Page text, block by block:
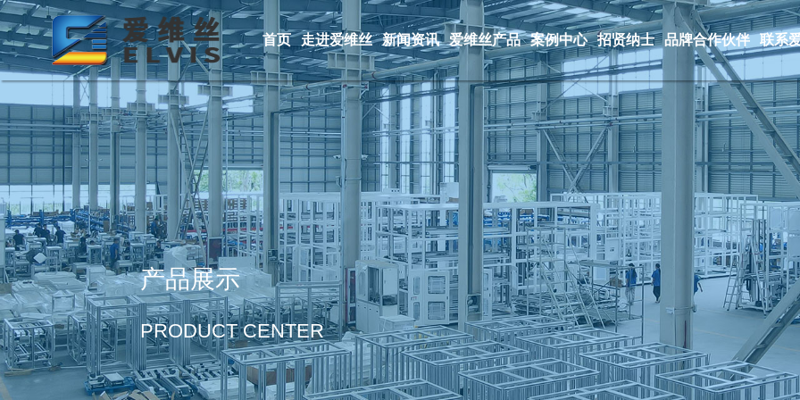
首页 走进爱维丝 新闻资讯 爱维丝产品 案例中心 招贤纳士 品牌合作伙伴 联系
产品展示
PRODUCT CENTER